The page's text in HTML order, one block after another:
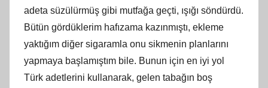
adeta süzülürmüş gibi mutfağa geçti, ışığı söndürdü.
Bütün gördüklerim hafızama kazınmıştı, ekleme
yaktığım diğer sigaramla onu sikmenin planlarını
yapmaya başlamıştım bile. Bunun için en iyi yol
Türk adetlerini kullanarak, gelen tabağın boş